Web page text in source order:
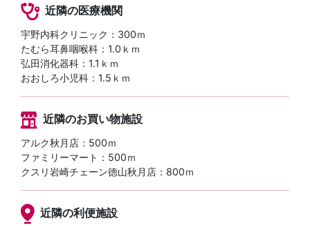
近隣の医療機関
宇野内科クリニック：300ｍ
たむら耳鼻咽喉科：1.0ｋｍ
弘田消化器科：1.1ｋｍ
おおしろ小児科：1.5ｋｍ
近隣のお買い物施設
アルク秋月店：500ｍ
ファミリーマート：500ｍ
クスリ岩崎チェーン徳山秋月店：800ｍ
近隣の利便施設